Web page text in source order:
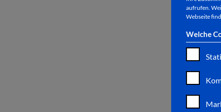
aufrufen.
Webseite
Welche